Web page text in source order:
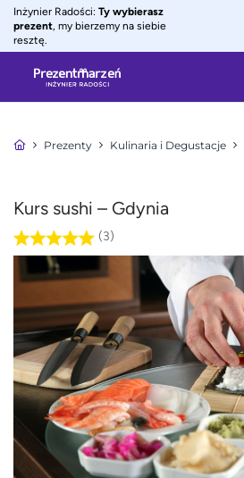
Inżynier Radości: Ty wybierasz
prezent, my bierzemy na siebie
resztę.
Prezenty Kulinaria i Degustacje
Kurs sushi – Gdynia
(3)